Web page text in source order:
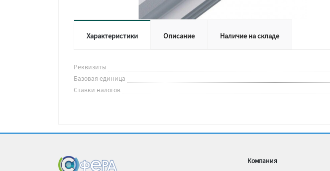
Характеристики Описание Наличие на складе
Реквизиты
Базовая единица
Ставки налогов
Компания